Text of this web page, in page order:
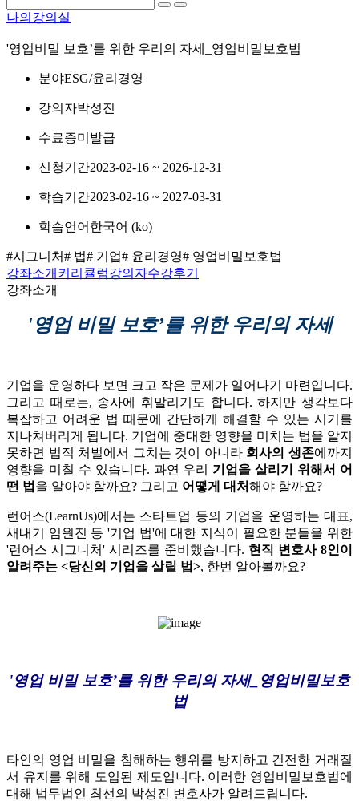
나의강의실
'영업비밀 보호’를 위한 우리의 자세_영업비밀보호법
분야ESG/윤리경영
강의자박성진
수료증미발급
신청기간2023-02-16 ~ 2026-12-31
학습기간2023-02-16 ~ 2027-03-31
학습언어 한국어 ‎(ko)‎
#시그니처# 법# 기업# 윤리경영# 영업비밀보호법
강좌소개 커리큘럼강의자수강후기
강좌소개
'영업 비밀 보호’를 위한 우리의 자세
기업을 운영하다 보면 크고 작은 문제가 일어나기 마련입니다.
그리고 때로는, 송사에 휘말리기도 합니다. 하지만 생각보다
복잡하고 어려운 법 때문에 간단하게 해결할 수 있는 시기를
지나쳐버리게 됩니다. 기업에 중대한 영향을 미치는 법을 알지
못하면 법적 처벌에서 그치는 것이 아니라 회사의 생존에까지
영향을 미칠 수 있습니다. 과연 우리 기업을 살리기 위해서 어
떤 법 을 알아야 할까요? 그리고 어떻게 대처해야 할까요?
런어스(LearnUs)에서는 스타트업 등의 기업을 운영하는 대표,
새내기 임원진 등 '기업 법'에 대한 지식이 필요한 분들을 위한
'런어스 시그니처' 시리즈를 준비했습니다. 현직 변호사 8인이
알려주는 <당신의 기업을 살릴 법>, 한번 알아볼까요?
'영업 비밀 보호’를 위한 우리의 자세_영업비밀보호
법
타인의 영업 비밀을 침해하는 행위를 방지하고 건전한 거래질
서 유지를 위해 도입된 제도입니다. 이러한 영업비밀보호법에
대해 법무법인 최선의 박성진 변호사가 알려드립니다.